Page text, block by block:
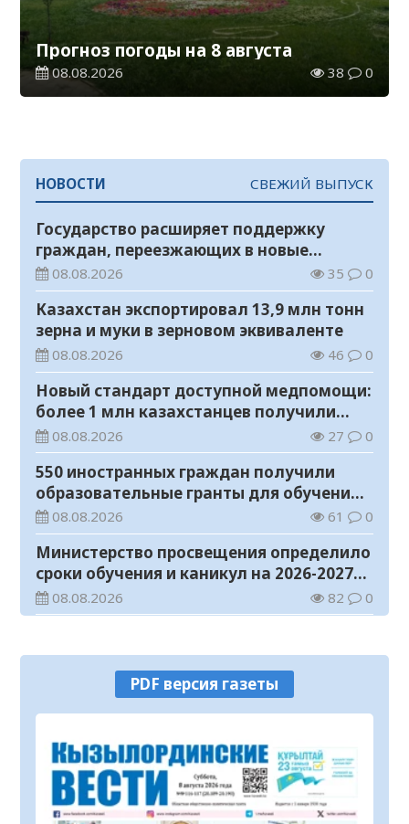
Прогноз погоды на 8 августа
08.08.2026 38 0
НОВОСТИ СВЕЖИЙ ВЫПУСК
Государство расширяет поддержку
граждан, переезжающих в новые
регионы для работы
08.08.2026 35 0
Казахстан экспортировал 13,9 млн тонн
зерна и муки в зерновом эквиваленте
08.08.2026 46 0
Новый стандарт доступной медпомощи:
более 1 млн казахстанцев получили
телемедицинские услуги
08.08.2026 27 0
550 иностранных граждан получили
образовательные гранты для обучения в
Казахстане
08.08.2026 61 0
Министерство просвещения определило
сроки обучения и каникул на 2026-2027
учебный год
08.08.2026 82 0
08.08.2026 38 0
У граждан высокие ожидания от
выборов в Курултай – опрос
07.08.2026
В Жанакоргане введена в эксплуатацию
водораспределительная станция
07.08.2026 110
PDF версия газеты